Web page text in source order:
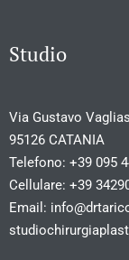
Studio
Via Gustavo
95126 CATANIA
Telefono: +39 095
Cellulare: +39
Email: